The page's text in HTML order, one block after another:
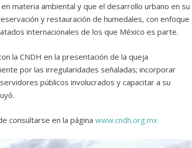
materia ambiental y que el desarrollo urbano en su
y restauración de humedales, con enfoque
internacionales de los que México es parte.
la CNDH en la presentación de la queja
por las irregularidades señaladas; incorporar
públicos involucrados y capacitar a su
consultarse en la páginawww.cndh.org.mx